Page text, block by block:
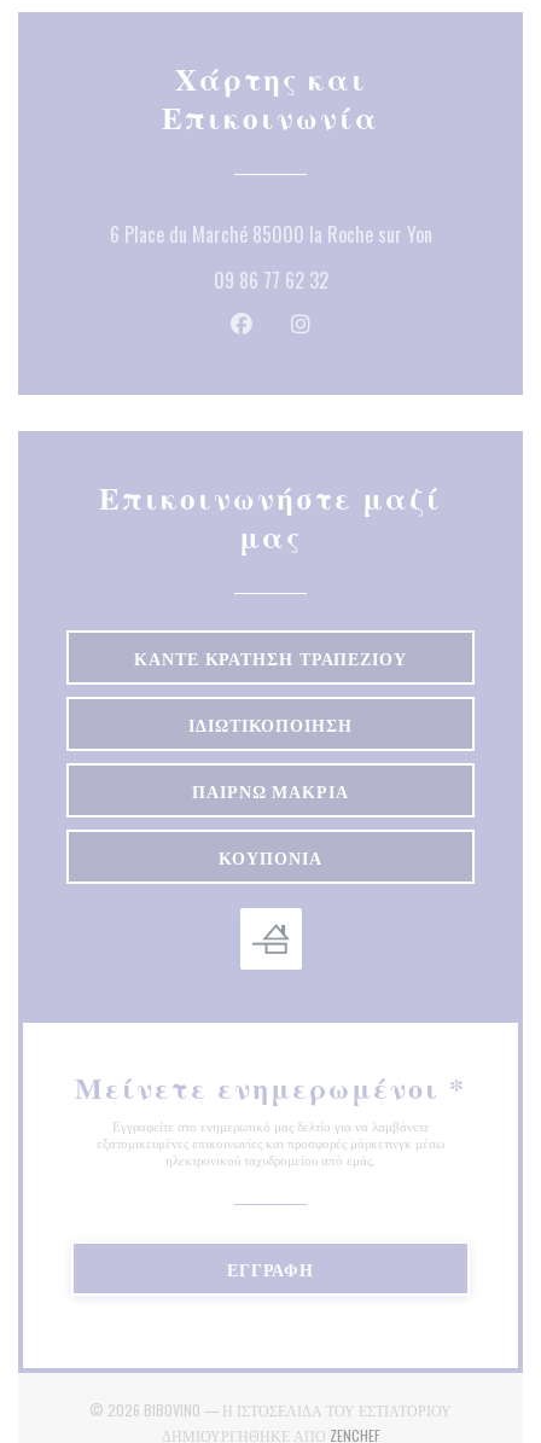
Χάρτης και
Επικοινωνία
6 Place du Marché 85000 la Roche sur Yon((ανοίγει σε
09 86 77 62 32
Facebook ((ανοίγει σε νέο
Instagram ((ανοίγει σε νέο
Επικοινωνήστε μαζί
μας
ΚΆΝΤΕ ΚΡΆΤΗΣΗ ΤΡΑΠΕΖΙΟΎ
ΙΔΙΩΤΙΚΟΠΟΊΗΣΗ
ΠΑΊΡΝΩ ΜΑΚΡΙΆ
ΚΟΥΠΌΝΙΑ
Μείνετε ενημερωμένοι *
Εγγραφείτε στο ενημερωτικό μας δελτίο για να λαμβάνετε
εξατομικευμένες επικοινωνίες και προσφορές μάρκετινγκ μέσω
ηλεκτρονικού ταχυδρομείου από εμάς.
ΕΓΓΡΑΦΉ
© 2026 BIBOVINO — Η ΙΣΤΟΣΕΛΊΔΑ ΤΟΥ ΕΣΤΙΑΤΟΡΊΟΥ
ΔΗΜΙΟΥΡΓΉΘΗΚΕ ΑΠΌ ZENCHEF((ΑΝΟΊΓΕΙ ΣΕ ΝΈΟ